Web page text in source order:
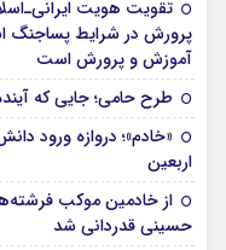
تقویت هویت
پرورش در شرایط
آموزش و پرورش است
طرح حامی؛ جایی که
«خادم»؛ دروازه ورود
اربعین
از خادمین موکب
حسینی قدردانی شد